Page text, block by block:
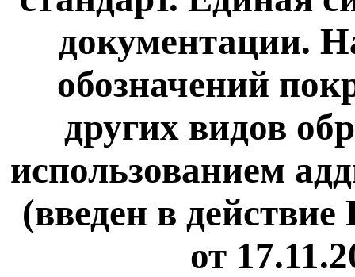
документации.
обозначений
других видов
использованием
(введен в
от